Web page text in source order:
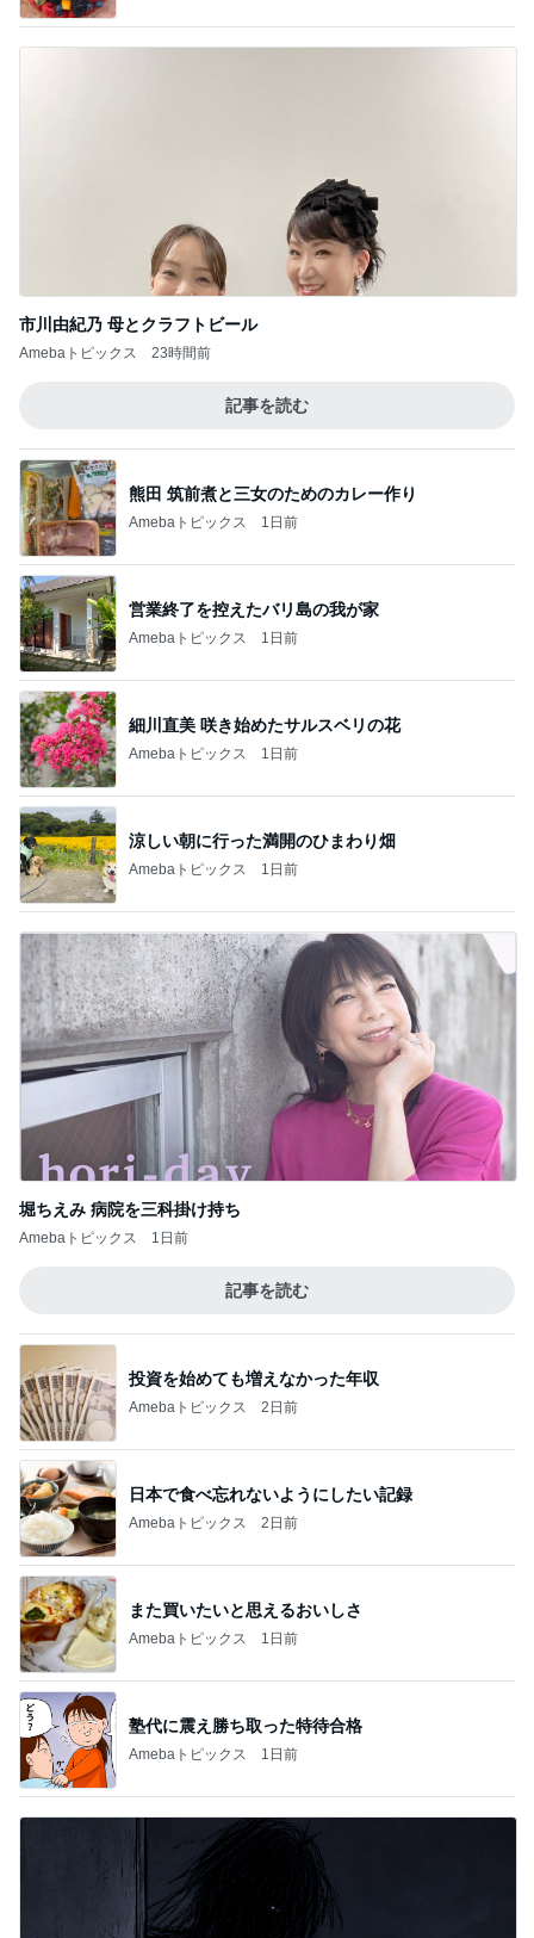
市川由紀乃 母とクラフトビール
Amebaトピックス 23時間前
記事を読む
熊田 筑前煮と三女のためのカレー作り
Amebaトピックス 1日前
営業終了を控えたバリ島の我が家
Amebaトピックス 1日前
細川直美 咲き始めたサルスベリの花
Amebaトピックス 1日前
涼しい朝に行った満開のひまわり畑
Amebaトピックス 1日前
堀ちえみ 病院を三科掛け持ち
Amebaトピックス 1日前
記事を読む
投資を始めても増えなかった年収
Amebaトピックス 2日前
日本で食べ忘れないようにしたい記録
Amebaトピックス 2日前
また買いたいと思えるおいしさ
Amebaトピックス 1日前
塾代に震え勝ち取った特待合格
Amebaトピックス 1日前